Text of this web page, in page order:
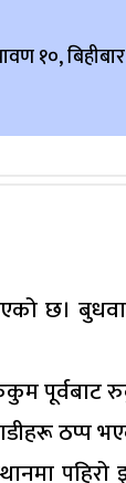
१०,
छ।
पूर्वबाट
ठप्प